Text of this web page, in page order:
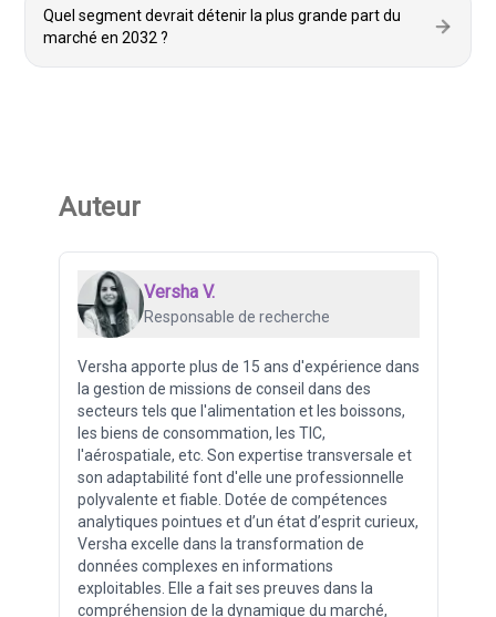
Quel segment devrait détenir la plus grande part du
marché en 2032 ?
Auteur
Versha V.
Responsable de recherche
Versha apporte plus de 15 ans d'expérience dans
la gestion de missions de conseil dans des
secteurs tels que l'alimentation et les boissons,
les biens de consommation, les TIC,
l'aérospatiale, etc. Son expertise transversale et
son adaptabilité font d'elle une professionnelle
polyvalente et fiable. Dotée de compétences
analytiques pointues et d’un état d’esprit curieux,
Versha excelle dans la transformation de
données complexes en informations
exploitables. Elle a fait ses preuves dans la
compréhension de la dynamique du marché,